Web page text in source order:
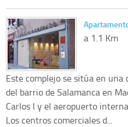
a 1.1 Km
Este complejo se sitúa en
del barrio de Salamanca en
Carlos I y el aeropuerto
Los centros comerciales d...